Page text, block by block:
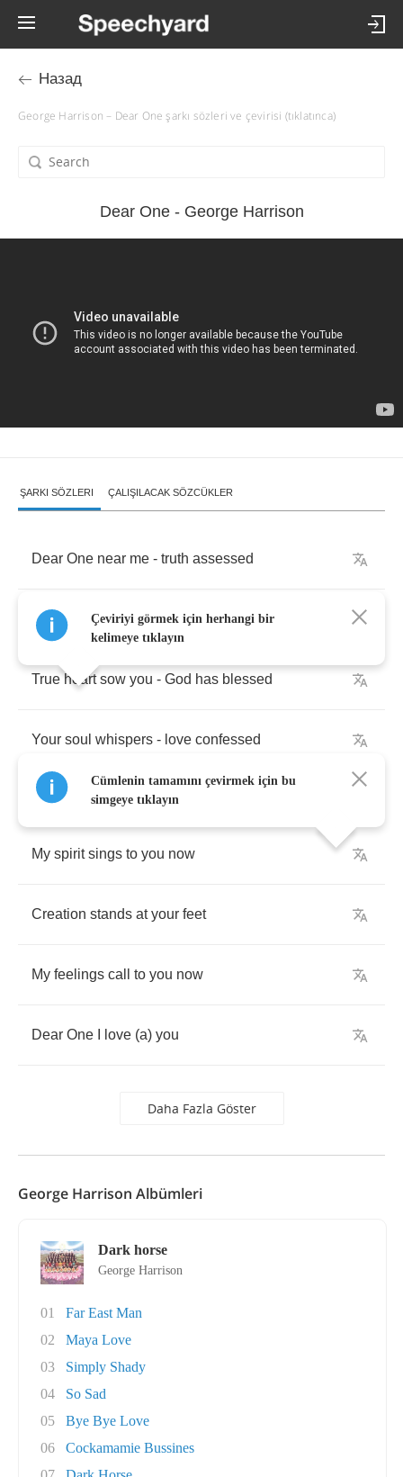
Назад
George Harrison – Dear One şarkı sözleri ve çevirisi (tıklatınca)
Dear One - George Harrison
ŞARKI SÖZLERI ÇALIŞILACAK SÖZCÜKLER
Dear One near me - truth assessed
Reborn worldwise-mind at rest
True heart sow you - God has blessed
Your soul whispers - love confessed
My spirit sings to you now
Creation stands at your feet
My feelings call to you now
Dear One love (a) you
Daha Fazla Göster
Çeviriyi görmek için herhangi bir
kelimeye tıklayın
Cümlenin tamamını çevirmek için bu
simgeye tıklayın
George Harrison Albümleri
Dark horse
George Harrison
01
Far East Man
02
Maya Love
03
Simply Shady
04
So Sad
05
Bye Bye Love
06
Cockamamie Bussines